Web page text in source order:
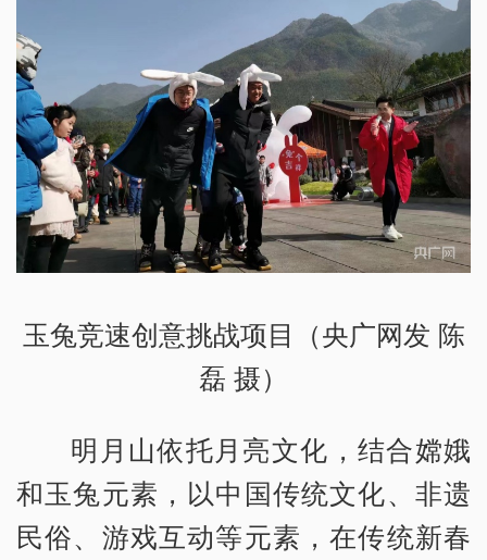
玉兔竞速创意挑战项目（央广网发 陈
磊 摄）
明月山依托月亮文化，结合嫦娥
和玉兔元素，以中国传统文化、非遗
民俗、游戏互动等元素，在传统新春